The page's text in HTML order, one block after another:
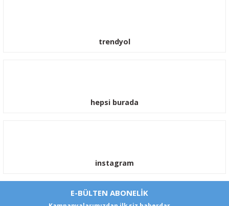
trendyol
hepsi burada
instagram
E-BÜLTEN ABONELİK